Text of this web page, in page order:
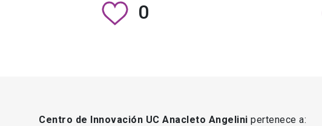
0
Centro de Innovación UC Anacleto Angelini pertenece a: